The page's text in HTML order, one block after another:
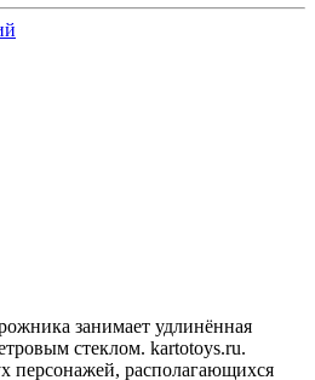
занимает удлинённая
стеклом. kartotoys.ru.
персонажей, располагающихся